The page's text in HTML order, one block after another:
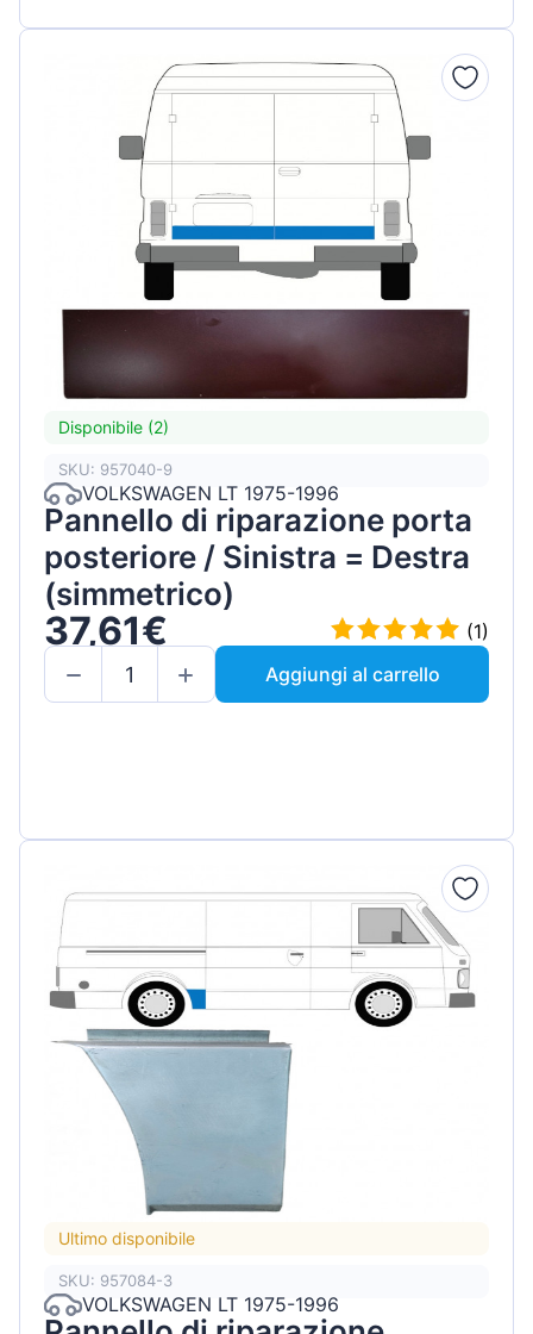
Disponibile (2)
SKU: 957040-9
VOLKSWAGEN LT 1975-1996
Pannello di riparazione porta
posteriore / Sinistra = Destra
(simmetrico)
37,61€
(1)
Aggiungi al carrello
Ultimo disponibile
SKU: 957084-3
VOLKSWAGEN LT 1975-1996